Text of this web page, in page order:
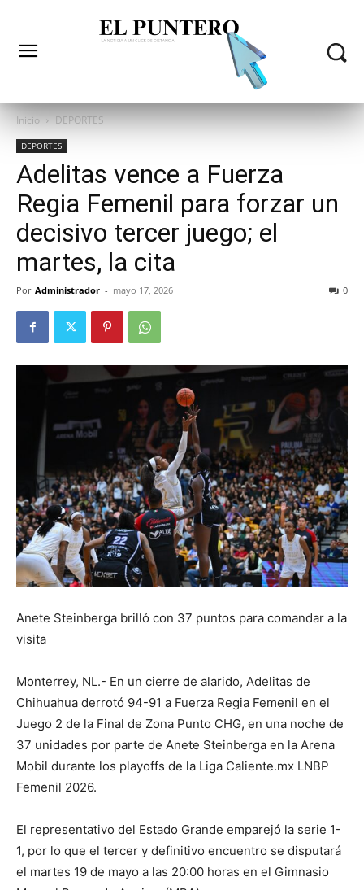
Inicio DEPORTES
DEPORTES
Adelitas vence a Fuerza
Regia Femenil para forzar un
decisivo tercer juego; el
martes, la cita
Por Administrador - mayo 17, 2026 0
Anete Steinberga brilló con 37 puntos para comandar a la
visita
Monterrey, NL.- En un cierre de alarido, Adelitas de
Chihuahua derrotó 94-91 a Fuerza Regia Femenil en el
Juego 2 de la Final de Zona Punto CHG, en una noche de
37 unidades por parte de Anete Steinberga en la Arena
Mobil durante los playoffs de la Liga Caliente.mx LNBP
Femenil 2026.
El representativo del Estado Grande emparejó la serie 1-
1, por lo que el tercer y definitivo encuentro se disputará
el martes 19 de mayo a las 20:00 horas en el Gimnasio